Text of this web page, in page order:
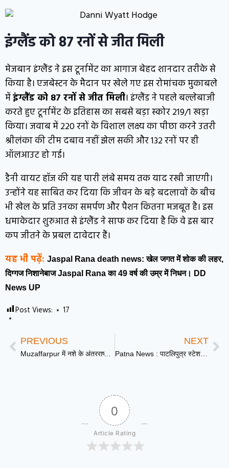
इंग्लैंड को 87 रनों से जीत मिली
मेजबान इंग्लैंड ने इस टूर्नामेंट का आगाज बेहद शानदार तरीके से
किया है। एजबेस्टन के मैदान पर खेले गए इस रोमांचक मुकाबले
मेंइंग्लैंड को 87 रनों से जीत मिली। इंग्लैंड ने पहले बल्लेबाजी
करते हुए टूर्नामेंट के इतिहास का सबसे बड़ा स्कोर 219/1 खड़ा
किया। जवाब में 220 रनों के विशाल लक्ष्य का पीछा करने उतरी
श्रीलंका की टीम दबाव नहीं झेल सकी और 132 रनों पर ही
ऑलआउट हो गई।
डैनी वायट हॉजकी यह पारी लंबे समय तक याद रखी जाएगी।
उन्होंने यह साबित कर दिया कि जीवन के बड़े बदलावों के बीच
भी खेल के प्रति उनका समर्पण और पैशन कितना मजबूत है। इस
धमाकेदार शुरुआत से इंग्लैंड ने साफ कर दिया है कि वे इस बार
कप जीतने के प्रबल दावेदार हैं।
यह भी पढ़ें: Jaspal Rana death news: खेल जगत में शोक की लहर,
दिग्गज निशानेबाज Jaspal Rana का 49 वर्ष की उम्र में निधन। DD
News UP
Post Views: 17
PREVIOUS
Muzaffarpur में नशे के अंतरराष्ट्रीय सिंडिकेट का भंडाफोड़: 6300 प्रतिबंधित इंजेक्शन के साथ 4 तस्कर गिरफ्तार। DD News UP
NEXT
Patna News : पाटलिपुत्र स्टेशन पर मद्य निषेध अभ्यर्थियों का बवाल
0
Article Rating